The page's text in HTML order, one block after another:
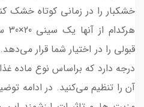
درجه دارد که براساس نوع ماده
آن را تنظیم می‌کنید. در ادامه